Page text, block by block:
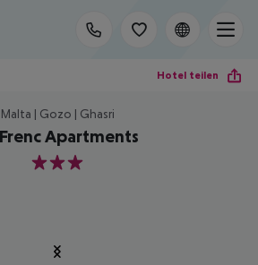
Hotel teilen
Malta | Gozo | Ghasri
Apartments
3